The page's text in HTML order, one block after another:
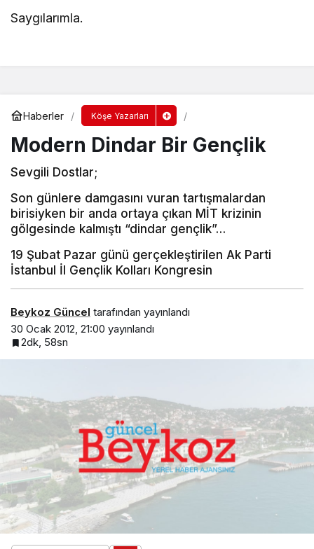
Saygılarımla.
Haberler Köşe Yazarları
Modern Dindar Bir Gençlik
Sevgili Dostlar;
Son günlere damgasını vuran tartışmalardan
birisiyken bir anda ortaya çıkan MİT krizinin
gölgesinde kalmıştı “dindar gençlik”…
19 Şubat Pazar günü gerçekleştirilen Ak Parti
İstanbul İl Gençlik Kolları Kongresin
Beykoz Güncel tarafından yayınlandı
30 Ocak 2012, 21:00 yayınlandı
2dk, 58sn